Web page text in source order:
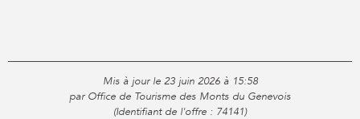
Mis à jour le 23 juin 2026 à 15:58
par Office de Tourisme des Monts du Genevois
(Identifiant de l'offre : 74141)